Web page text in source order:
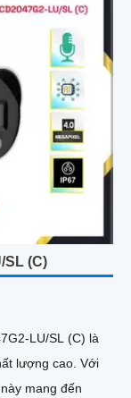
SL (C)
LU/SL (C) là
cao. Với
mang đến